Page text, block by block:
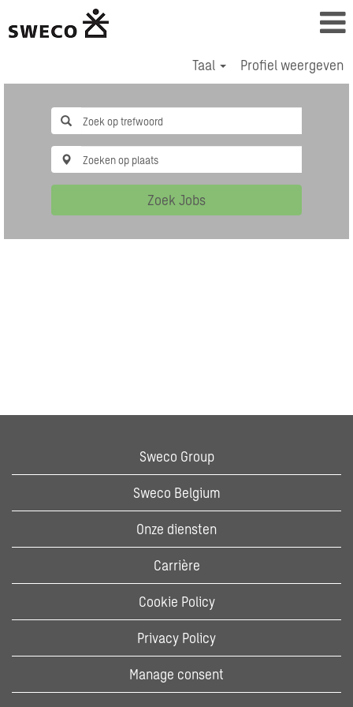
Taal Profiel weergeven
Zoek Jobs
Sweco Group
Sweco Belgium
Onze diensten
Carrière
Cookie Policy
Privacy Policy
Manage consent